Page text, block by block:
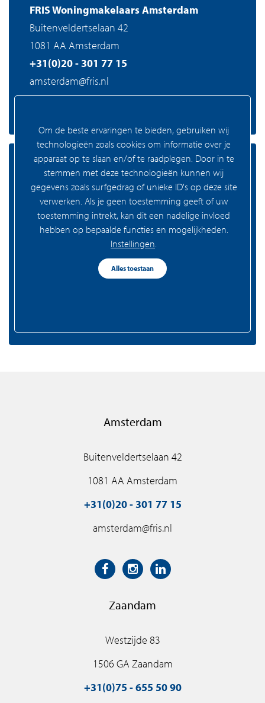
FRIS Woningmakelaars Amsterdam
Buitenveldertselaan 42
1081 AA Amsterdam
+31(0)20 - 301 77 15
amsterdam@fris.nl
Zaandam
FRIS Woningmakelaars Zaandam
Westzijde 83
1506 GA Zaandam
+31(0)75 - 655 50 90
Amsterdam
Buitenveldertselaan 42
1081 AA Amsterdam
+31(0)20 - 301 77 15
amsterdam@fris.nl
Zaandam
Westzijde 83
1506 GA Zaandam
+31(0)75 - 655 50 90
Om de beste ervaringen te bieden, gebruiken wij
technologieën zoals cookies om informatie over je
apparaat op te slaan en/of te raadplegen. Door in te
stemmen met deze technologieën kunnen wij
gegevens zoals surfgedrag of unieke ID's op deze site
verwerken. Als je geen toestemming geeft of uw
toestemming intrekt, kan dit een nadelige invloed
hebben op bepaalde functies en mogelijkheden.
Instellingen
Alles toestaan